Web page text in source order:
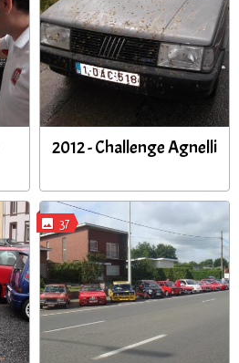
2012 - Challenge Agnelli
37